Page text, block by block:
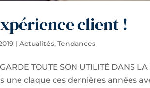
client !
|Actualités,Tendances
TOUTE SON UTILITÉ DANS
une claque ces dernières années